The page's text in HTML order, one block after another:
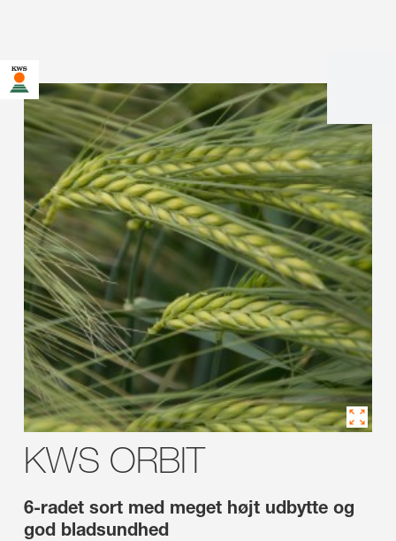
KWS ORBIT
6-radet sort med meget højt udbytte og
god bladsundhed